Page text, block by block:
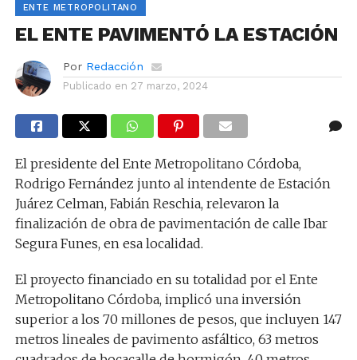
ENTE METROPOLITANO
EL ENTE PAVIMENTÓ LA ESTACIÓN
Por Redacción
Publicado en 27 marzo, 2024
El presidente del Ente Metropolitano Córdoba,
Rodrigo Fernández junto al intendente de Estación
Juárez Celman, Fabián Reschia, relevaron la
finalización de obra de pavimentación de calle Ibar
Segura Funes, en esa localidad.
El proyecto financiado en su totalidad por el Ente
Metropolitano Córdoba, implicó una inversión
superior a los 70 millones de pesos, que incluyen 147
metros lineales de pavimento asfáltico, 63 metros